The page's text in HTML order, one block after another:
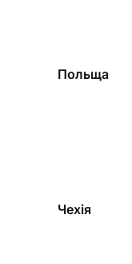
Польща
Чехія